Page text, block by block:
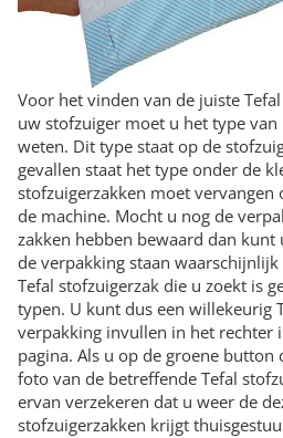
Voor het vinden van de juiste
uw stofzuiger moet u het type
weten. Dit type staat op de
gevallen staat het type onder de
stofzuigerzakken moet vervangen
de machine. Mocht u nog de
zakken hebben bewaard dan kunt
de verpakking staan
Tefal stofzuigerzak die u zoekt is
typen. U kunt dus een willekeurig
verpakking invullen in het rechter
pagina. Als u op de groene
foto van de betreffende Tefal
ervan verzekeren dat u weer de
stofzuigerzakken krijgt